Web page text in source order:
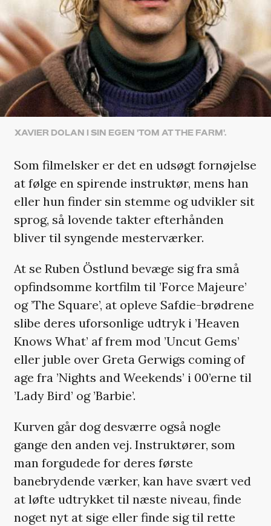
XAVIER DOLAN I SIN EGEN 'TOM AT THE FARM'.
Som filmelsker er det en udsøgt fornøjelse
at følge en spirende instruktør, mens han
eller hun finder sin stemme og udvikler sit
sprog, så lovende takter efterhånden
bliver til syngende mesterværker.
At se Ruben Östlund bevæge sig fra små
opfindsomme kortfilm til ’Force Majeure’
og ’The Square’, at opleve Safdie-brødrene
slibe deres uforsonlige udtryk i ’Heaven
Knows What’ af frem mod ’Uncut Gems’
eller juble over Greta Gerwigs coming of
age fra ’Nights and Weekends’ i 00’erne til
’Lady Bird’ og ’Barbie’.
Kurven går dog desværre også nogle
gange den anden vej. Instruktører, som
man forgudede for deres første
banebrydende værker, kan have svært ved
at løfte udtrykket til næste niveau, finde
noget nyt at sige eller finde sig til rette